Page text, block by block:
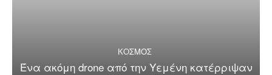
ΚΟΣΜΟΣ
Ένα ακόμη drone από την Υεμένη κατέρριψαν